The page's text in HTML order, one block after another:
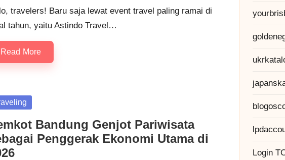
travelers! Baru saja lewat event travel paling ramai di
tahun, yaitu Astindo Travel…
Read More
Bandung Genjot Pariwisata
Penggerak Ekonomi Utama di
Login